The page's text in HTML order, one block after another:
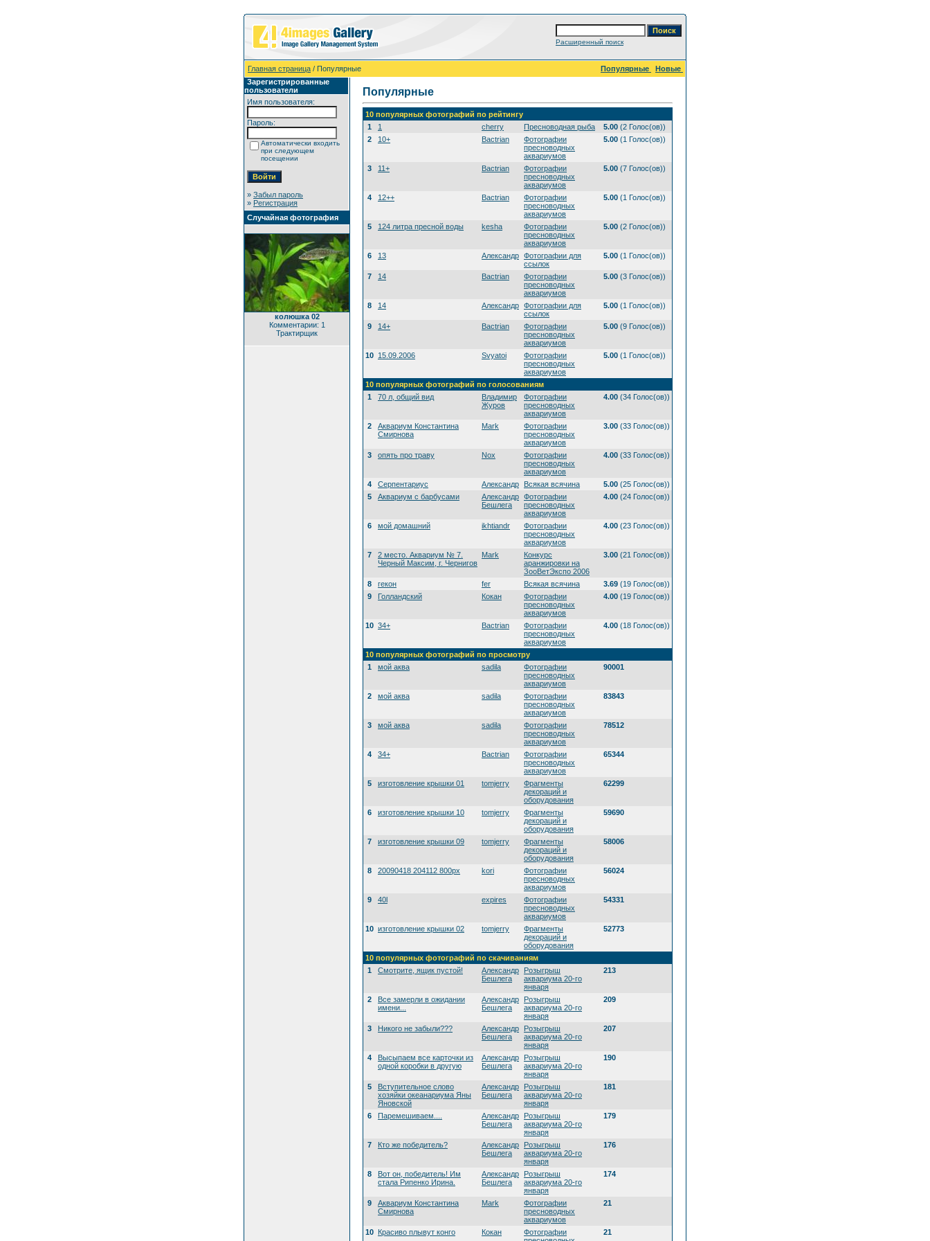
Расширенный поиск
Главная страница / Популярные Популярные
Новые
Зарегистрированные
пользователи
Имя пользователя:
Пароль:
Автоматически входить
при следующем
посещении
» Забыл пароль
» Регистрация
Случайная фотография
колюшка 02
Комментарии: 1
Трактирщик
Популярные
10 популярных фотографий по рейтингу
1
1 cherry Пресноводная рыба 5.00 (2 Голос(ов))
2
10+ Bactrian
Фотографии
пресноводных
аквариумов
5.00 (1 Голос(ов))
3 11+ Bactrian
Фотографии
пресноводных
аквариумов
5.00 (7 Голос(ов))
4 12++ Bactrian
Фотографии
пресноводных
аквариумов
5.00 (1 Голос(ов))
5 124 литра пресной воды kesha
Фотографии
пресноводных
аквариумов
5.00 (2 Голос(ов))
6 13 Александр Фотографии для
ссылок
5.00 (1 Голос(ов))
7 14 Bactrian
Фотографии
пресноводных
аквариумов
5.00 (3 Голос(ов))
8 14 Александр Фотографии для
ссылок
5.00 (1 Голос(ов))
9 14+ Bactrian
Фотографии
пресноводных
аквариумов
5.00 (9 Голос(ов))
10 15.09.2006 Svyatoi
Фотографии
пресноводных
аквариумов
5.00 (1 Голос(ов))
10 популярных фотографий по голосованиям
1
70 л, общий вид
Владимир
Журов
Фотографии
пресноводных
аквариумов
4.00 (34 Голос(ов))
2
Аквариум Константина
Смирнова
Mark
Фотографии
пресноводных
аквариумов
3.00 (33 Голос(ов))
3 опять про траву Nox
Фотографии
пресноводных
аквариумов
4.00 (33 Голос(ов))
4 Серпентариус Александр Всякая всячина 5.00 (25 Голос(ов))
5
Аквариум с барбусами
Александр
Бешлега
Фотографии
пресноводных
аквариумов
4.00 (24 Голос(ов))
6 мой домашний ikhtiandr
Фотографии
пресноводных
аквариумов
4.00 (23 Голос(ов))
7
2 место. Аквариум № 7.
Черный Максим, г. Чернигов
Mark
Конкурс
аранжировки на
ЗооВетЭкспо 2006
3.00 (21 Голос(ов))
8 гекон fer Всякая всячина 3.69 (19 Голос(ов))
9
Голландский Кокан
Фотографии
пресноводных
аквариумов
4.00 (19 Голос(ов))
10 34+ Bactrian
Фотографии
пресноводных
аквариумов
4.00 (18 Голос(ов))
10 популярных фотографий по просмотру
1
мой аква sadila
Фотографии
пресноводных
аквариумов
90001
2 мой аква sadila
Фотографии
пресноводных
аквариумов
83843
3 мой аква sadila
Фотографии
пресноводных
аквариумов
78512
4 34+ Bactrian
Фотографии
пресноводных
аквариумов
65344
5 изготовление крышки 01 tomjerry
Фрагменты
декораций и
оборудования
62299
6 изготовление крышки 10 tomjerry
Фрагменты
декораций и
оборудования
59690
7 изготовление крышки 09 tomjerry
Фрагменты
декораций и
оборудования
58006
8 20090418 204112 800px kori
Фотографии
пресноводных
аквариумов
56024
9 40l expires
Фотографии
пресноводных
аквариумов
54331
10 изготовление крышки 02 tomjerry
Фрагменты
декораций и
оборудования
52773
10 популярных фотографий по скачиваниям
1
Смотрите, ящик пустой!
Александр
Бешлега
Розыгрыш
аквариума 20-го
января
213
2
Все замерли в ожидании
имени...
Александр
Бешлега
Розыгрыш
аквариума 20-го
января
209
3 Никого не забыли???
Александр
Бешлега
Розыгрыш
аквариума 20-го
января
207
4
Высыпаем все карточки из
одной коробки в другую
Александр
Бешлега
Розыгрыш
аквариума 20-го
января
190
5
Вступительное слово
хозяйки океанариума Яны
Яновской
Александр
Бешлега
Розыгрыш
аквариума 20-го
января
181
6 Паремешиваем....
Александр
Бешлега
Розыгрыш
аквариума 20-го
января
179
7 Кто же победитель?
Александр
Бешлега
Розыгрыш
аквариума 20-го
января
176
8
Вот он, победитель! Им
стала Рипенко Ирина.
Александр
Бешлега
Розыгрыш
аквариума 20-го
января
174
9
Аквариум Константина
Смирнова
Mark
Фотографии
пресноводных
аквариумов
21
10 Красиво плывут конго Кокан
Фотографии
21